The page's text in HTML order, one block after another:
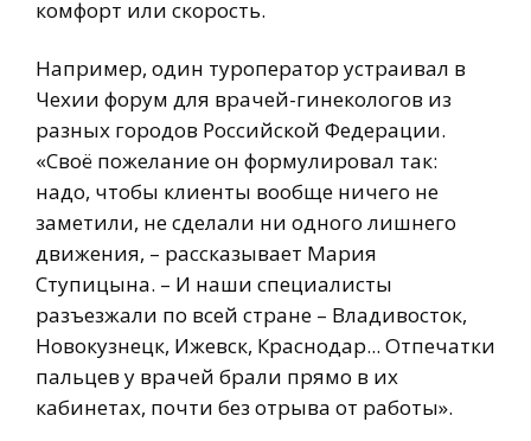
комфорт или скорость.
Например, один туроператор устраивал в
Чехии форум для врачей-гинекологов из
разных городов Российской Федерации.
«Своё пожелание он формулировал так:
надо, чтобы клиенты вообще ничего не
заметили, не сделали ни одного лишнего
движения, – рассказывает Мария
Ступицына. – И наши специалисты
разъезжали по всей стране – Владивосток,
Новокузнецк, Ижевск, Краснодар... Отпечатки
пальцев у врачей брали прямо в их
кабинетах, почти без отрыва от работы».